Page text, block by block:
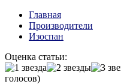
Главная
Производители
Изоспан
Оценка статьи:
голосов)